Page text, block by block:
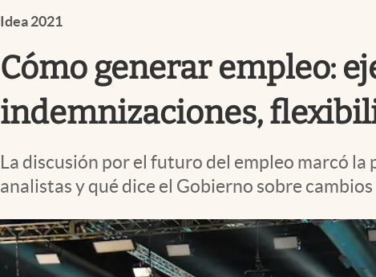
Clima
Mundial 2026
El Cronista Studio
Mediakit
abre en nueva pestaña
Idea 2021
Cómo generar empleo:
indemnizaciones,
La discusión por el futuro del empleo marcó
analistas y qué dice el Gobierno sobre